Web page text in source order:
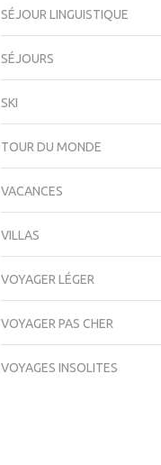
SÉJOUR LINGUISTIQUE
SÉJOURS
SKI
TOUR DU MONDE
VACANCES
VILLAS
VOYAGER LÉGER
VOYAGER PAS CHER
VOYAGES INSOLITES